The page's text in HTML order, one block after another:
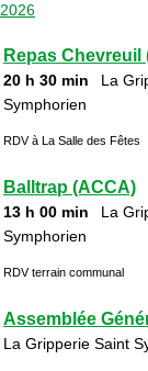
2026
Repas Chevreuil
20 h 30 min
La
Symphorien
RDV à La Salle des Fêtes
Balltrap (ACCA)
13 h 00 min
La
Symphorien
RDV terrain communal
Assemblée
La Gripperie Saint